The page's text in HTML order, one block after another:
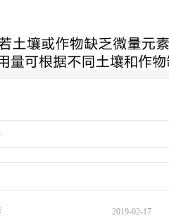
2019-02-17